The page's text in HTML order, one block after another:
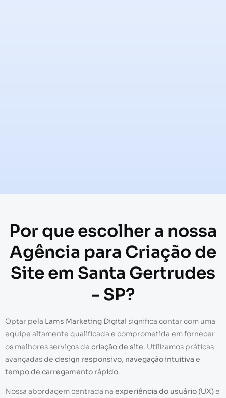
Por que escolher a nossa
Agência para Criação de
Site em Santa Gertrudes
- SP?
Optar pela Lams Marketing Digital significa contar com uma
equipe altamente qualificada e comprometida em fornecer
os melhores serviços de criação de site. Utilizamos práticas
avançadas de design responsivo, navegação intuitiva e
tempo de carregamento rápido.
Nossa abordagem centrada na experiência do usuário (UX)e